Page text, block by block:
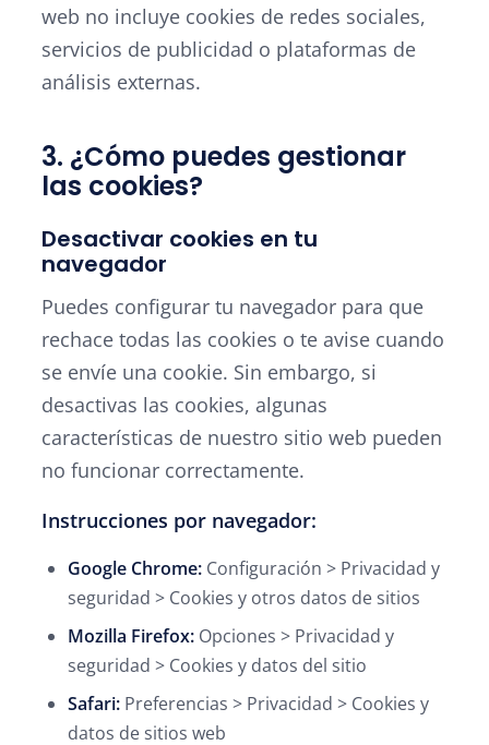
web no incluye cookies de redes sociales,
servicios de publicidad o plataformas de
análisis externas.
3. ¿Cómo puedes gestionar
las cookies?
Desactivar cookies en tu
navegador
Puedes configurar tu navegador para que
rechace todas las cookies o te avise cuando
se envíe una cookie. Sin embargo, si
desactivas las cookies, algunas
características de nuestro sitio web pueden
no funcionar correctamente.
Instrucciones por navegador:
Google Chrome: Configuración > Privacidad y
seguridad > Cookies y otros datos de sitios
Mozilla Firefox: Opciones > Privacidad y
seguridad > Cookies y datos del sitio
Safari: Preferencias > Privacidad > Cookies y
datos de sitios web